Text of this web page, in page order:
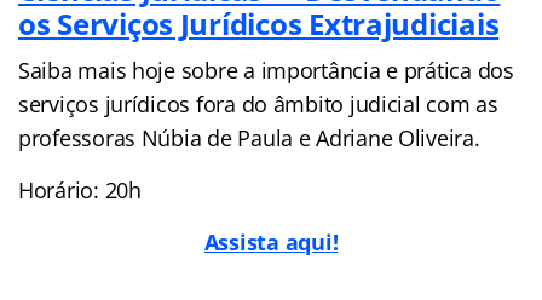
os Serviços Jurídicos Extrajudiciais
Saiba mais hoje sobre a importância e prática dos
serviços jurídicos fora do âmbito judicial com as
professoras Núbia de Paula e Adriane Oliveira.
Horário: 20h
Assista aqui!